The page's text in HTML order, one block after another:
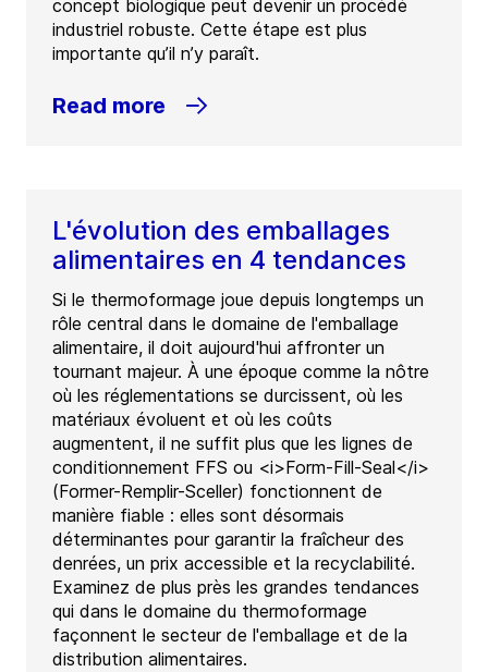
concept biologique peut devenir un procédé
industriel robuste. Cette étape est plus
importante qu’il n’y paraît.
Read more
L'évolution des emballages
alimentaires en 4 tendances
Si le thermoformage joue depuis longtemps un
rôle central dans le domaine de l'emballage
alimentaire, il doit aujourd'hui affronter un
tournant majeur. À une époque comme la nôtre
où les réglementations se durcissent, où les
matériaux évoluent et où les coûts
augmentent, il ne suffit plus que les lignes de
conditionnement FFS ou <i>Form-Fill-Seal</i>
(Former-Remplir-Sceller) fonctionnent de
manière fiable : elles sont désormais
déterminantes pour garantir la fraîcheur des
denrées, un prix accessible et la recyclabilité.
Examinez de plus près les grandes tendances
qui dans le domaine du thermoformage
façonnent le secteur de l'emballage et de la
distribution alimentaires.